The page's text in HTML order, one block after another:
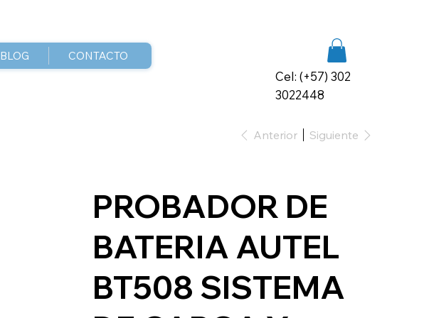
BLOG CONTACTO
Cel: (+57) 302
3022448
Anterior Siguiente
PROBADOR DE
BATERIA AUTEL
BT508 SISTEMA